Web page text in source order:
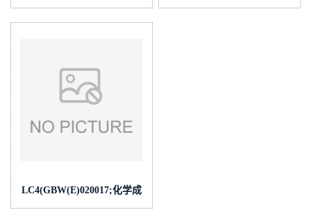
2012;化学成
份:C/Si/Mn/P/S/Cr/Ni/Mo/Cu/Ti/Co/Alt)
2017;化学成
LC4(GBW(E)020017;化学成